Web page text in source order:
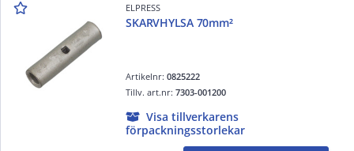
ELPRESS
SKARVHYLSA 70mm²
Artikelnr:0825222
Tillv. art.nr:7303-001200
Visa tillverkarens
förpackningsstorlekar